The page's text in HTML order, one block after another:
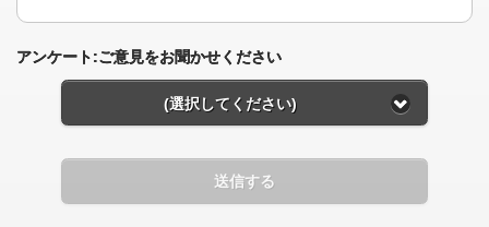
アンケート:ご意見をお聞かせください
(選択してください)
送信する